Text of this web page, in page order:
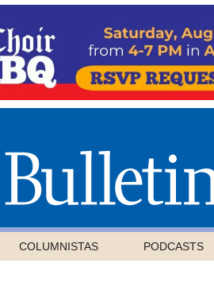
COLUMNISTAS PODCASTS